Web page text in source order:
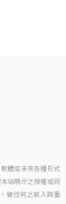
體或未來各種形式
站明示之授權或同
做任何之嵌入與重